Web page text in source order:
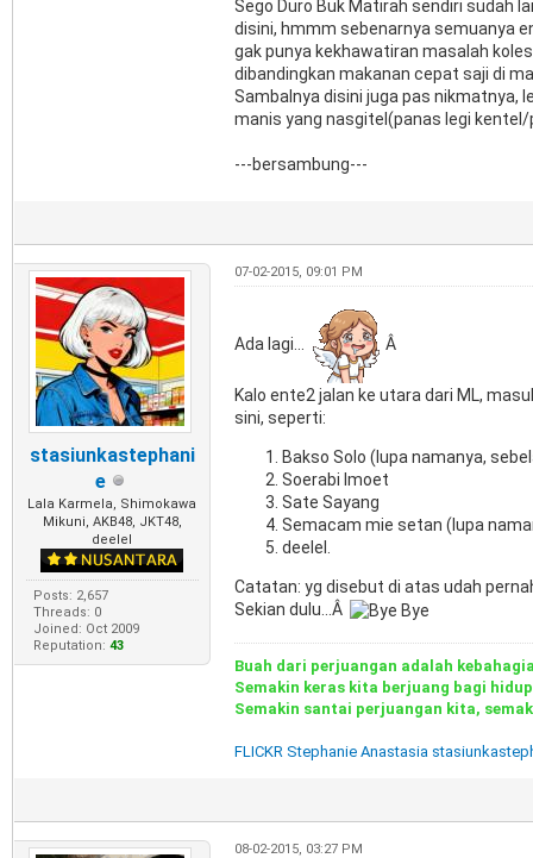
Sego Duro Buk Matirah sendiri sudah
disini, hmmm sebenarnya semuanya
gak punya kekhawatiran masalah
dibandingkan makanan cepat saji di
Sambalnya disini juga pas nikmatnya,
manis yang nasgitel(panas legi
---bersambung---
stasiunkastephani
e
Lala Karmela, Shimokawa
Mikuni, AKB48, JKT48,
deelel
Posts: 2,657
Threads: 0
Joined: Oct 2009
Reputation: 43
07-02-2015, 09:01 PM
Ada lagi... Â
Kalo ente2 jalan ke utara dari ML,
sini, seperti:
Bakso Solo (lupa namanya,
Soerabi Imoet
Sate Sayang
Semacam mie setan (lupa
deelel.
Catatan: yg disebut di atas udah
Sekian dulu...Â
Buah dari perjuangan adalah
Semakin keras kita berjuang bagi
Semakin santai perjuangan kita,
FLICKR Stephanie Anastasia
08-02-2015, 03:27 PM